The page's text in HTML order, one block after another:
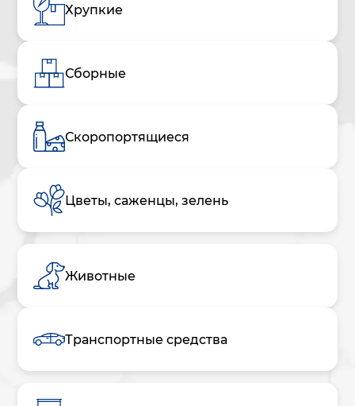
Хрупкие
Сборные
Скоропортящиеся
Цветы, саженцы, зелень
Животные
Транспортные средства